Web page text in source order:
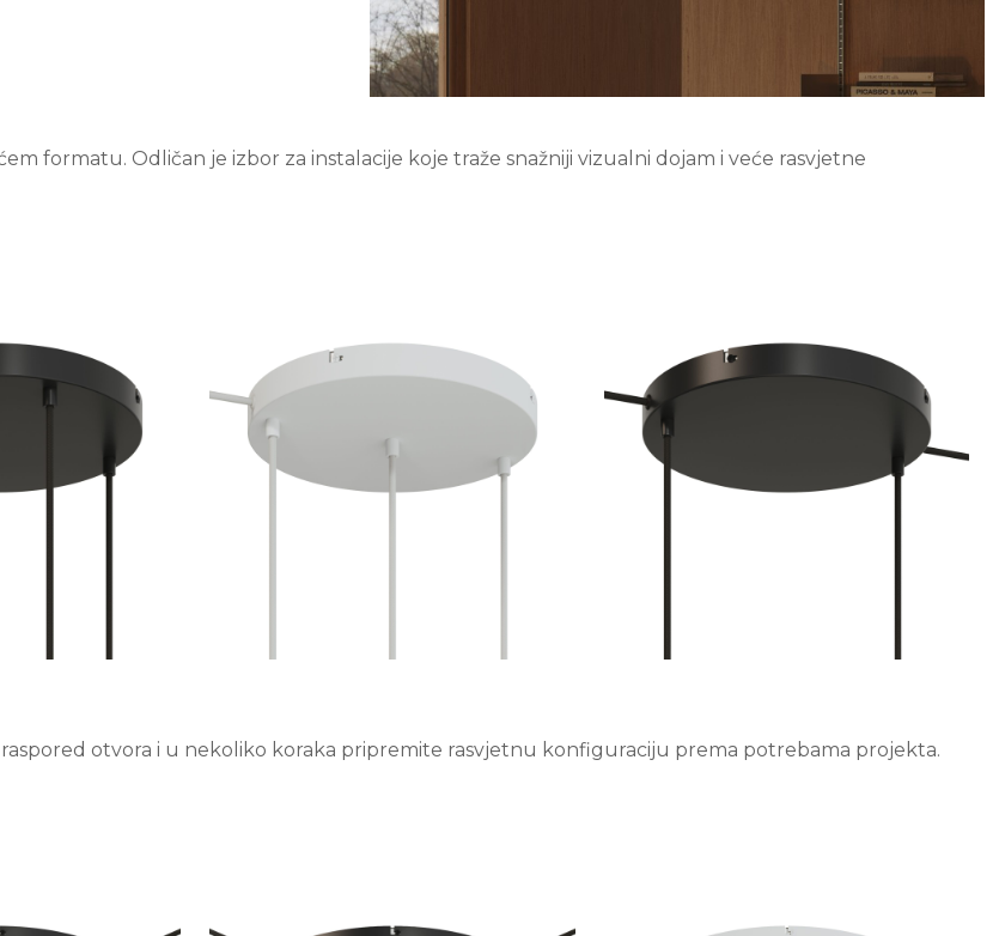
formatu. Odličan je izbor za instalacije koje traže snažniji vizualni dojam i veće rasvjetne
otvora i u nekoliko koraka pripremite rasvjetnu konfiguraciju prema potrebama projekta.